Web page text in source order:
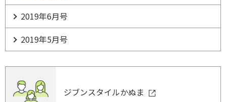
2019年6月号
2019年5月号
ジブンスタイルかぬま